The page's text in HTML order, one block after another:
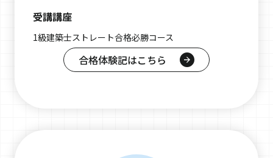
受講講座
1級建築士ストレート合格必勝コース
合格体験記はこちら